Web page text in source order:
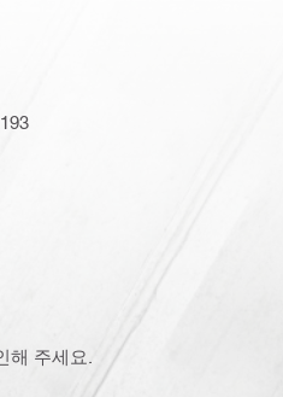
and Environmental Design)
주세요.